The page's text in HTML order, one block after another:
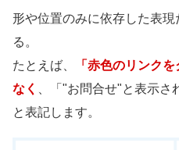
形や位置のみに依存した表
る。
たとえば、
「赤色のリンク
なく
、「"お問合せ"と表示さ
と表記します。